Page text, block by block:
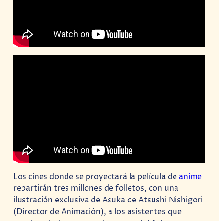
Los cines donde se proyectará la película de anime
repartirán tres millones de folletos, con una
ilustración exclusiva de Asuka de Atsushi Nishigori
(Director de Animación), a los asistentes que